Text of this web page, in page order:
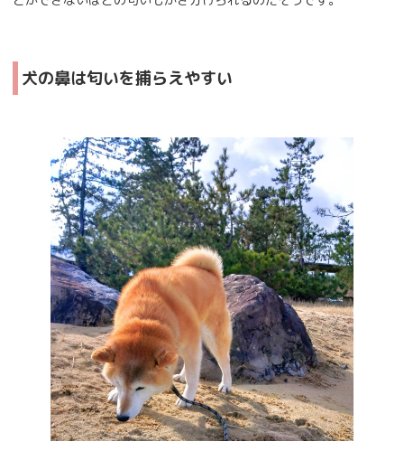
犬の鼻は匂いを捕らえやすい